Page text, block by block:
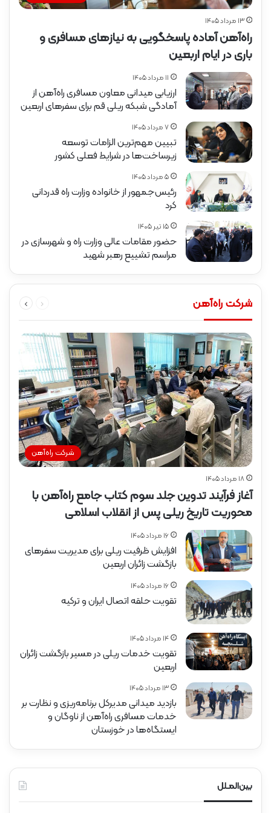
۱۳ مرداد ۱۴۰۵
راه‌آهن آماده پاسخگویی به نیازهای مسافری و
باری در ایام اربعین
۱۱ مرداد ۱۴۰۵
ارزیابی میدانی معاون مسافری راه‌آهن از
آمادگی شبکه ریلی قم برای سفرهای اربعین
۷ مرداد ۱۴۰۵
تبیین مهم‌ترین الزامات توسعه
زیرساخت‌ها در شرایط فعلی کشور
۵ مرداد ۱۴۰۵
رئیس‌جمهور از خانواده وزارت راه قدردانی
کرد
۱۵ تیر ۱۴۰۵
حضور مقامات عالی وزارت راه و شهرسازی در
مراسم تشییع رهبر شهید
شرکت راه‌آهن
صفحه
شرکت راه‌آهن
۱۸ مرداد ۱۴۰۵
آغاز فرآیند تدوین جلد سوم کتاب جامع راه‌آهن با
محوریت تاریخ ریلی پس از انقلاب اسلامی
۱۶ مرداد ۱۴۰۵
افزایش ظرفیت ریلی برای مدیریت سفرهای
بازگشت زائران اربعین
۱۶ مرداد ۱۴۰۵
تقویت حلقه اتصال ایران و ترکیه
۱۴ مرداد ۱۴۰۵
تقویت خدمات ریلی در مسیر بازگشت زائران
اربعین
۱۳ مرداد ۱۴۰۵
بازدید میدانی مدیرکل برنامه‌ریزی و نظارت بر
خدمات مسافری راه‌آهن از ناوگان و
ایستگاه‌ها در خوزستان
بین‌المـلل